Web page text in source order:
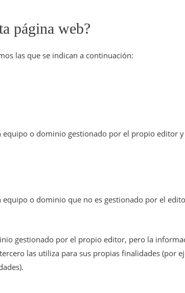
página web?
las que se indican a continuación:
o dominio gestionado por el propio editor
o dominio que no es gestionado por el
gestionado por el propio editor, pero la
las utiliza para sus propias finalidades (por